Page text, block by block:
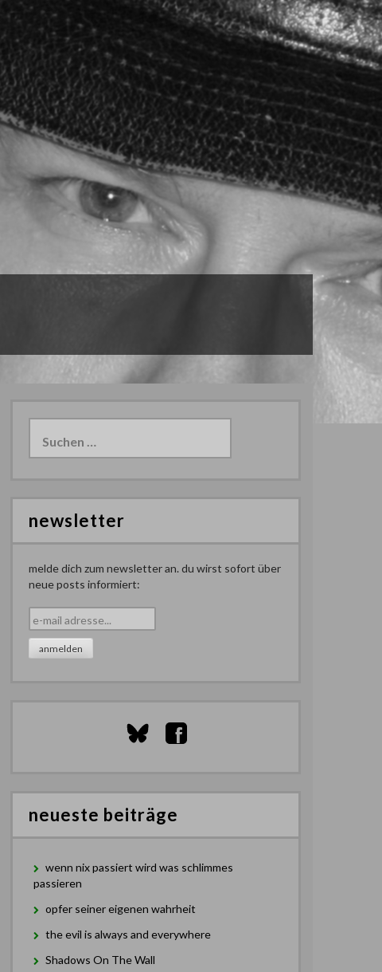
newsletter
melde dich zum newsletter an. du wirst sofort über
neue posts informiert:
neueste beiträge
wenn nix passiert wird was schlimmes
passieren
opfer seiner eigenen wahrheit
the evil is always and everywhere
Shadows On The Wall